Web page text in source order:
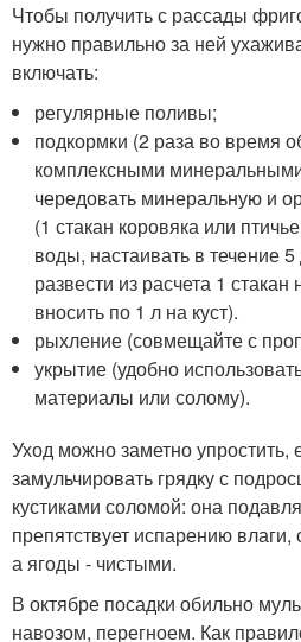
Чтобы получить с рассады
нужно правильно за ней
включать:
регулярные поливы;
подкормки (2 раза во время
комплексными
чередовать минеральную и
(1 стакан коровяка или
воды, настаивать в течение
развести из расчета 1
вносить по 1 л на куст).
рыхление (совмещайте с
укрытие (удобно
материалы или солому).
Уход можно заметно упростить,
замульчировать грядку с
кустиками соломой: она
препятствует испарению
а ягоды - чистыми.
В октябре посадки обильно
навозом, перегноем. Как